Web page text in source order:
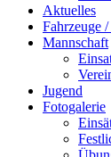
Aktuelles
Fahrzeuge
Mannschaft
Jugend
Fotogalerie